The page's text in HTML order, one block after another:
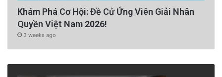
Khám Phá Cơ Hội: Đề Cử Ứng Viên Giải Nhân
Quyền Việt Nam 2026!
3 weeks ago